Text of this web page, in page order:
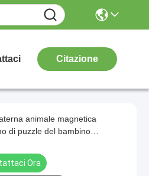
Citazione
animale magnetica
di puzzle del bambino
6 anni
Ora